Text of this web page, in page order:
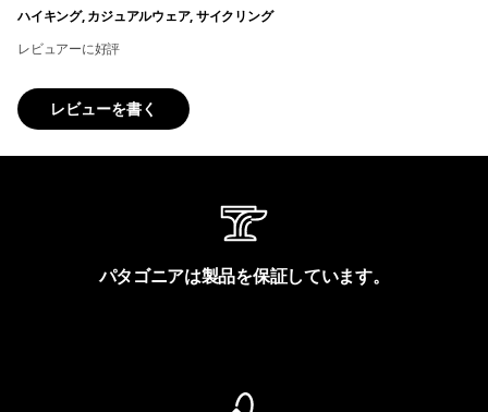
ハイキング, カジュアルウェア, サイクリング
レビュアーに好評
レビューを書く
パタゴニアは製品を保証しています。